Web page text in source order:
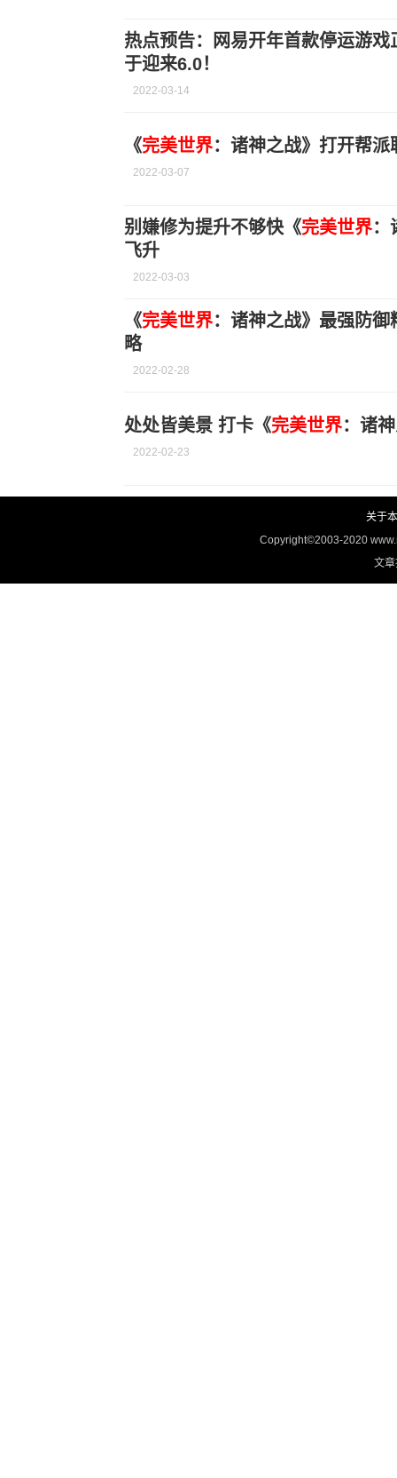
热点预告：网易开年首款停运游戏正式下线
于迎来6.0！
2022-03-14
《完美世界：诸神之战》打开帮派
2022-03-07
别嫌修为提升不够快《完美世界：
飞升
2022-03-03
《完美世界：诸神之战》最强防御
略
2022-02-28
处处皆美景 打卡《完美世界：诸
2022-02-23
关于
Copyright©2003-2020
文